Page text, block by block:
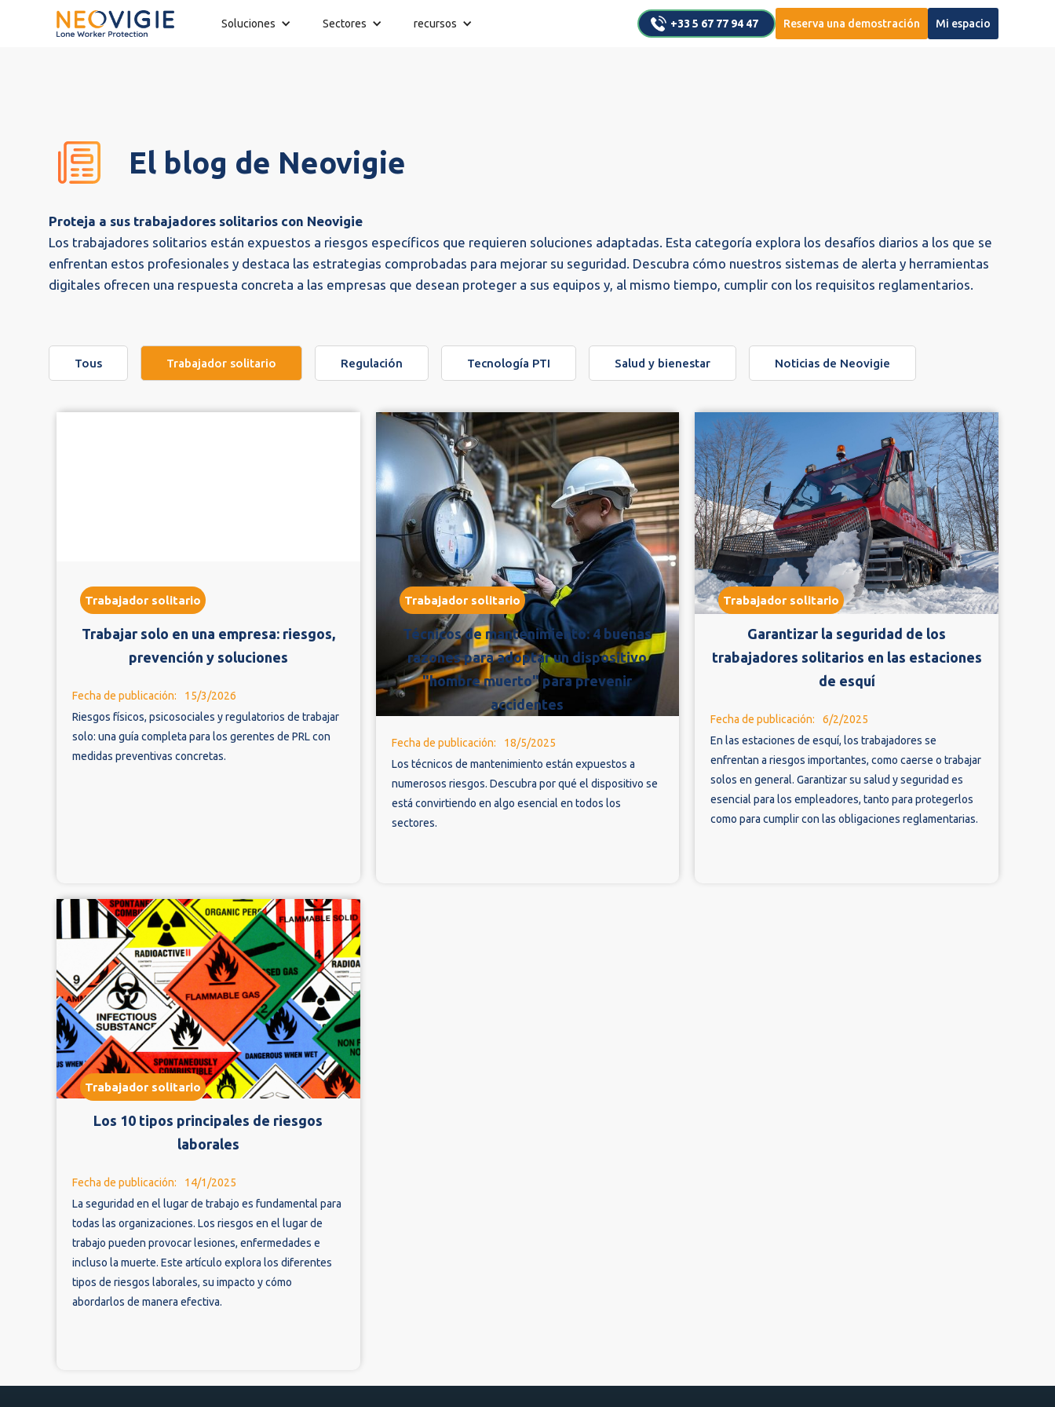
Soluciones Sectores recursos +33 5 67 77 94 47 Reserva una demostración Mi espacio
El blog de Neovigie
Proteja a sus trabajadores solitarios con Neovigie
Los trabajadores solitarios están expuestos a riesgos específicos que requieren soluciones adaptadas. Esta categoría explora los desafíos diarios a los que se
enfrentan estos profesionales y destaca las estrategias comprobadas para mejorar su seguridad. Descubra cómo nuestros sistemas de alerta y herramientas
digitales ofrecen una respuesta concreta a las empresas que desean proteger a sus equipos y, al mismo tiempo, cumplir con los requisitos reglamentarios.
Tous Trabajador solitario Regulación Tecnología PTI Salud y bienestar Noticias de Neovigie
Trabajador solitario
Trabajar solo en una empresa: riesgos,
prevención y soluciones
Fecha de publicación:
15/3/2026
Riesgos físicos, psicosociales y regulatorios de trabajar
solo: una guía completa para los gerentes de PRL con
medidas preventivas concretas.
Trabajador solitario
Técnicos de mantenimiento: 4 buenas
razones para adoptar un dispositivo
"hombre muerto" para prevenir
accidentes
Fecha de publicación:
18/5/2025
Los técnicos de mantenimiento están expuestos a
numerosos riesgos. Descubra por qué el dispositivo se
está convirtiendo en algo esencial en todos los
sectores.
Trabajador solitario
Garantizar la seguridad de los
trabajadores solitarios en las estaciones
de esquí
Fecha de publicación:
6/2/2025
En las estaciones de esquí, los trabajadores se
enfrentan a riesgos importantes, como caerse o trabajar
solos en general. Garantizar su salud y seguridad es
esencial para los empleadores, tanto para protegerlos
como para cumplir con las obligaciones reglamentarias.
Trabajador solitario
Los 10 tipos principales de riesgos
laborales
Fecha de publicación:
14/1/2025
La seguridad en el lugar de trabajo es fundamental para
todas las organizaciones. Los riesgos en el lugar de
trabajo pueden provocar lesiones, enfermedades e
incluso la muerte. Este artículo explora los diferentes
tipos de riesgos laborales, su impacto y cómo
abordarlos de manera efectiva.